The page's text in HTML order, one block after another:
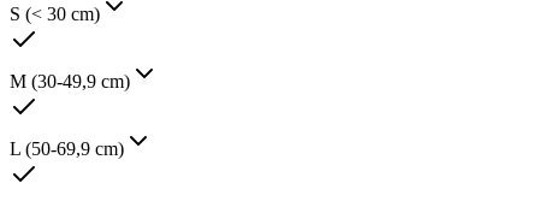
S (< 30 cm)
M (30-49,9 cm)
L (50-69,9 cm)